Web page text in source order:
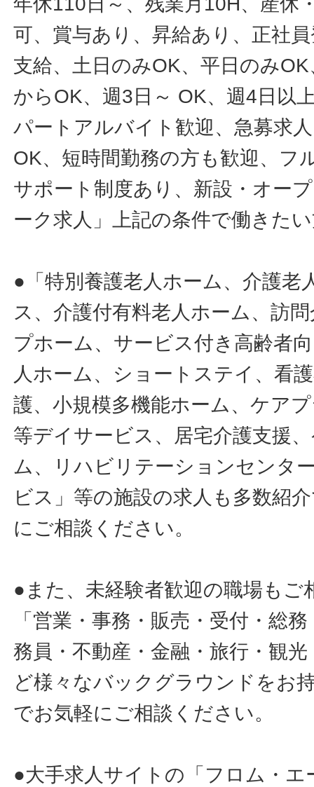
可、賞与あり、昇給あり、正社
支給、土日のみOK、平日のみ
からOK、週3日～ OK、週4日以
パートアルバイト歓迎、急募求
OK、短時間勤務の方も歓迎、フ
サポート制度あり、新設・オー
ーク求人」上記の条件で働きた
●「特別養護老人ホーム、介護老
ス、介護付有料老人ホーム、訪
プホーム、サービス付き高齢者
人ホーム、ショートステイ、看
護、小規模多機能ホーム、ケア
等デイサービス、居宅介護支援
ム、リハビリテーションセンタ
ビス」等の施設の求人も多数紹
にご相談ください。
●また、未経験者歓迎の職場もご
「営業・事務・販売・受付・総
務員・不動産・金融・旅行・観
ど様々なバックグラウンドをお
でお気軽にご相談ください。
●大手求人サイトの「フロム・